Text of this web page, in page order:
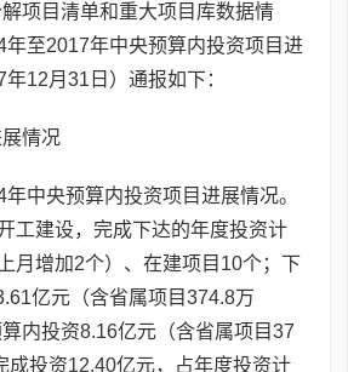
项目清单和重大项目库数据情
年至2017年中央预算内投资项目进
12月31日）通报如下：
情况
中央预算内投资项目进展情况。
工建设，完成下达的年度投资计
月增加2个）、在建项目10个；下
亿元（含省属项目374.8万
内投资8.16亿元（含省属项目37
成投资12.40亿元，占年度投资计